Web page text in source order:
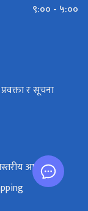
९:०० - ५:००
र सूचना
आयोग